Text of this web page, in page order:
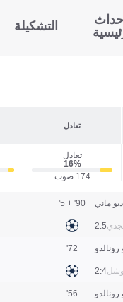
التشكيلة
تعادل
تعادل
16‎%‎
174 صوت
ماني
5:2
90' + 5'
رونالدو
4:2
72'
رونالدو 56'